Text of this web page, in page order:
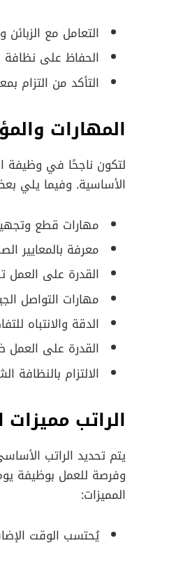
التعامل مع
الحفاظ على نظافة
التأكد من التزام
المهارات
لتكون ناجحًا في وظيفة
الأساسية. وفيما يلي
مهارات قطع
معرفة بالمعايير
القدرة على
مهارات التواصل
الدقة والانتباه
القدرة على العمل
الالتزام
الراتب
يتم تحديد الراتب
وفرصة للعمل بوظيفة
المميزات:
يُحتسب الوقت